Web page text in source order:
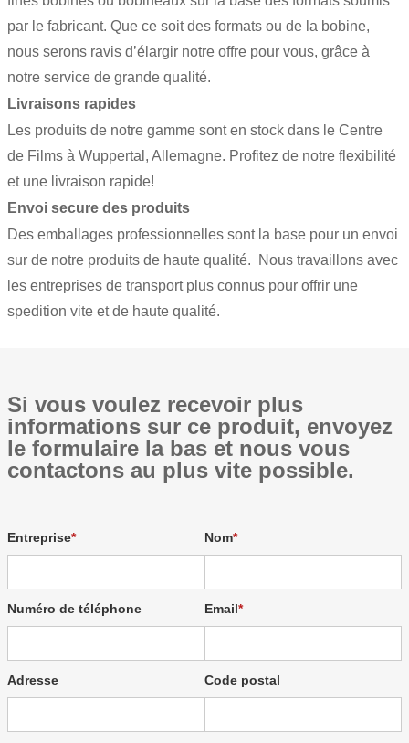
par le fabricant. Que ce soit des formats ou de la bobine,
nous serons ravis d’élargir notre offre pour vous, grâce à
notre service de grande qualité.
Livraisons rapides
Les produits de notre gamme sont en stock dans le Centre
de Films à Wuppertal, Allemagne. Profitez de notre flexibilité
et une livraison rapide!
Envoi secure des produits
Des emballages professionnelles sont la base pour un envoi
sur de notre produits de haute qualité. Nous travaillons avec
les entreprises de transport plus connus pour offrir une
spedition vite et de haute qualité.
Si vous voulez recevoir plus
informations sur ce produit, envoyez
le formulaire la bas et nous vous
contactons au plus vite possible.
Entreprise Nom
Numéro de téléphone Email
Adresse Code postal